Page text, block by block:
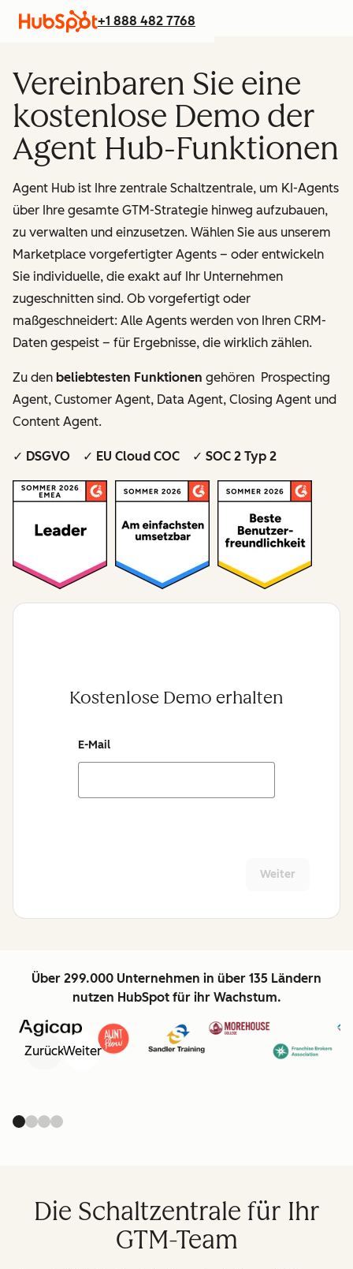
+1 888 482 7768
Vereinbaren Sie eine
kostenlose Demo der
Agent Hub-Funktionen
Agent Hub ist Ihre zentrale Schaltzentrale, um KI-Agents
über Ihre gesamte GTM-Strategie hinweg aufzubauen,
zu verwalten und einzusetzen. Wählen Sie aus unserem
Marketplace vorgefertigter Agents – oder entwickeln
Sie individuelle, die exakt auf Ihr Unternehmen
zugeschnitten sind. Ob vorgefertigt oder
maßgeschneidert: Alle Agents werden von Ihren CRM-
Daten gespeist – für Ergebnisse, die wirklich zählen.
Zu den beliebtesten Funktionen gehören Prospecting
Agent, Customer Agent, Data Agent, Closing Agent und
Content Agent.
✓ DSGVO ✓ EU Cloud COC ✓ SOC 2 Typ 2
Kostenlose Demo erhalten
E-Mail
Weiter
Über 299.000 Unternehmen in über 135 Ländern
nutzen HubSpot für ihr Wachstum.
ZurückWeiter
Die Schaltzentrale für Ihr
GTM-Team